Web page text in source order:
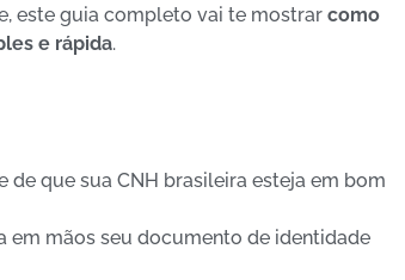
este guia completo vai te mostrar como
e rápida.
de que sua CNH brasileira esteja em bom
em mãos seu documento de identidade